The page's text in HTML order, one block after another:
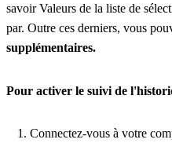
savoir Valeurs de la liste de
par. Outre ces derniers, vous
supplémentaires.
Pour activer le suivi de
Connectez-vous à votre